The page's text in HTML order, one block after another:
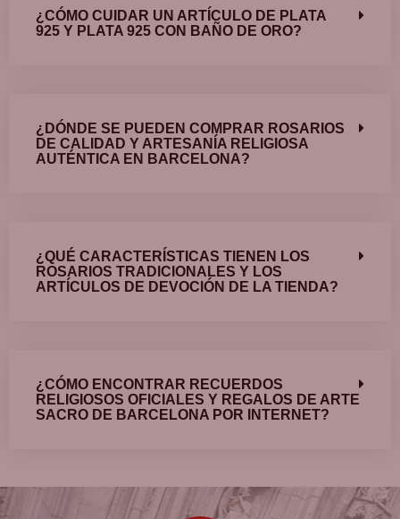
¿CÓMO CUIDAR UN ARTÍCULO DE PLATA
925 Y PLATA 925 CON BAÑO DE ORO?
¿DÓNDE SE PUEDEN COMPRAR ROSARIOS
DE CALIDAD Y ARTESANÍA RELIGIOSA
AUTÉNTICA EN BARCELONA?
¿QUÉ CARACTERÍSTICAS TIENEN LOS
ROSARIOS TRADICIONALES Y LOS
ARTÍCULOS DE DEVOCIÓN DE LA TIENDA?
¿CÓMO ENCONTRAR RECUERDOS
RELIGIOSOS OFICIALES Y REGALOS DE ARTE
SACRO DE BARCELONA POR INTERNET?